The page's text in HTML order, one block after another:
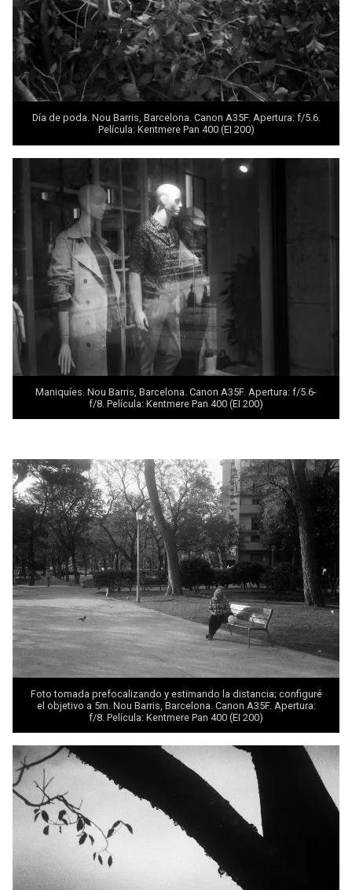
Día de poda. Nou Barris, Barcelona. Canon A35F. Apertura: f/5.6.
Película: Kentmere Pan 400 (EI 200)
Maniquíes. Nou Barris, Barcelona. Canon A35F. Apertura: f/5.6-
f/8. Película: Kentmere Pan 400 (EI 200)
Foto tomada prefocalizando y estimando la distancia; configuré
el objetivo a 5m. Nou Barris, Barcelona. Canon A35F. Apertura:
f/8. Película: Kentmere Pan 400 (EI 200)